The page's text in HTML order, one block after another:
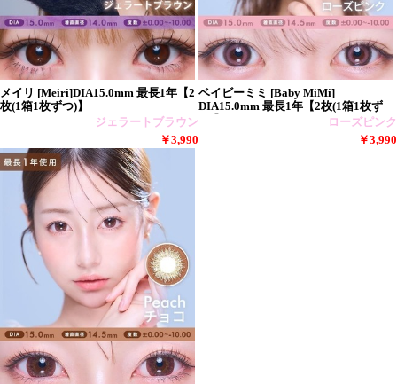
メイリ [Meiri]DIA15.0mm 最長1年【2
枚(1箱1枚ずつ)】
ジェラートブラウン
￥3,990
ベイビーミミ [Baby MiMi]
DIA15.0mm 最長1年【2枚(1箱1枚ず
ローズピンク
￥3,990